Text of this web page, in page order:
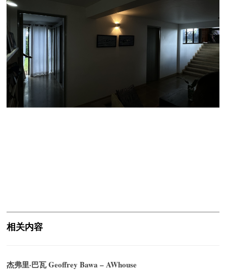
相关内容
杰弗里·巴瓦 Geoffrey Bawa – AWhouse